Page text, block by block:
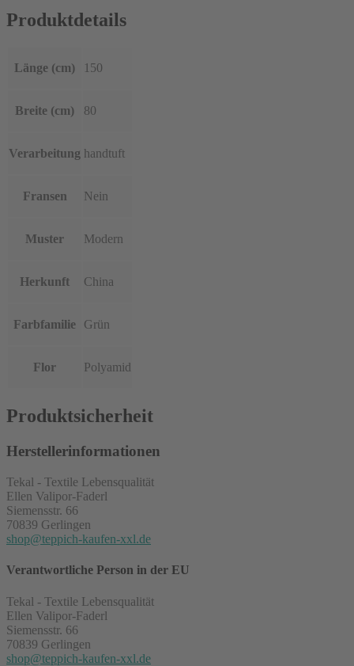
Produktdetails
Länge (cm) 150
Breite (cm) 80
Verarbeitung handtuft
Fransen Nein
Muster Modern
Herkunft China
Farbfamilie Grün
Flor Polyamid
Produktsicherheit
Herstellerinformationen
Tekal - Textile Lebensqualität
Ellen Valipor-Faderl
Siemensstr. 66
70839 Gerlingen
shop@teppich-kaufen-xxl.de
Verantwortliche Person in der EU
Tekal - Textile Lebensqualität
Ellen Valipor-Faderl
Siemensstr. 66
70839 Gerlingen
shop@teppich-kaufen-xxl.de